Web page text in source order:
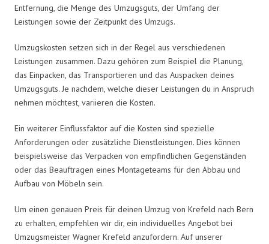
Entfernung, die Menge des Umzugsguts, der Umfang der
Leistungen sowie der Zeitpunkt des Umzugs.
Umzugskosten setzen sich in der Regel aus verschiedenen
Leistungen zusammen. Dazu gehören zum Beispiel die Planung,
das Einpacken, das Transportieren und das Auspacken deines
Umzugsguts. Je nachdem, welche dieser Leistungen du in Anspruch
nehmen möchtest, variieren die Kosten.
Ein weiterer Einflussfaktor auf die Kosten sind spezielle
Anforderungen oder zusätzliche Dienstleistungen. Dies können
beispielsweise das Verpacken von empfindlichen Gegenständen
oder das Beauftragen eines Montageteams für den Abbau und
Aufbau von Möbeln sein.
Um einen genauen Preis für deinen Umzug von Krefeld nach Bern
zu erhalten, empfehlen wir dir, ein individuelles Angebot bei
Umzugsmeister Wagner Krefeld anzufordern. Auf unserer